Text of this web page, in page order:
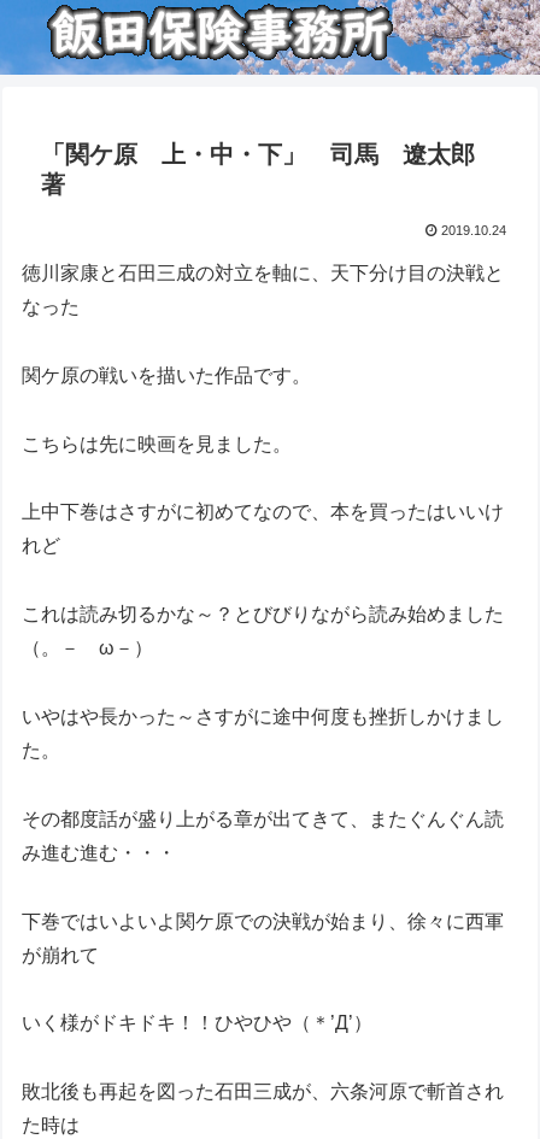
「関ケ原 上・中・下」 司馬 遼太郎
著
2019.10.24
徳川家康と石田三成の対立を軸に、天下分け目の決戦と
なった
関ケ原の戦いを描いた作品です。
こちらは先に映画を見ました。
上中下巻はさすがに初めてなので、本を買ったはいいけ
れど
これは読み切るかな～？とびびりながら読み始めました
（。－ ω－）
いやはや長かった～さすがに途中何度も挫折しかけまし
た。
その都度話が盛り上がる章が出てきて、またぐんぐん読
み進む進む・・・
下巻ではいよいよ関ケ原での決戦が始まり、徐々に西軍
が崩れて
いく様がドキドキ！！ひやひや（＊’Д’）
敗北後も再起を図った石田三成が、六条河原で斬首され
た時は